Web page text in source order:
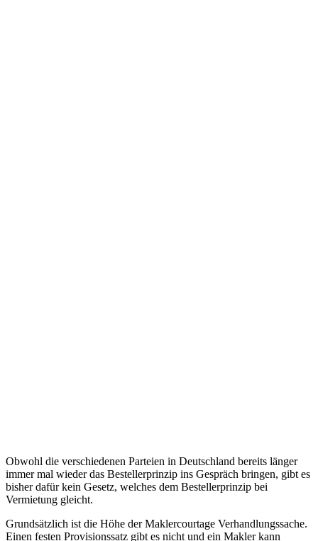
Obwohl die verschiedenen Parteien in Deutschland bereits länger
immer mal wieder das Bestellerprinzip ins Gespräch bringen, gibt es
bisher dafür kein Gesetz, welches dem Bestellerprinzip bei
Vermietung gleicht.
Grundsätzlich ist die Höhe der Maklercourtage Verhandlungssache.
Einen festen Provisionssatz gibt es nicht und ein Makler kann